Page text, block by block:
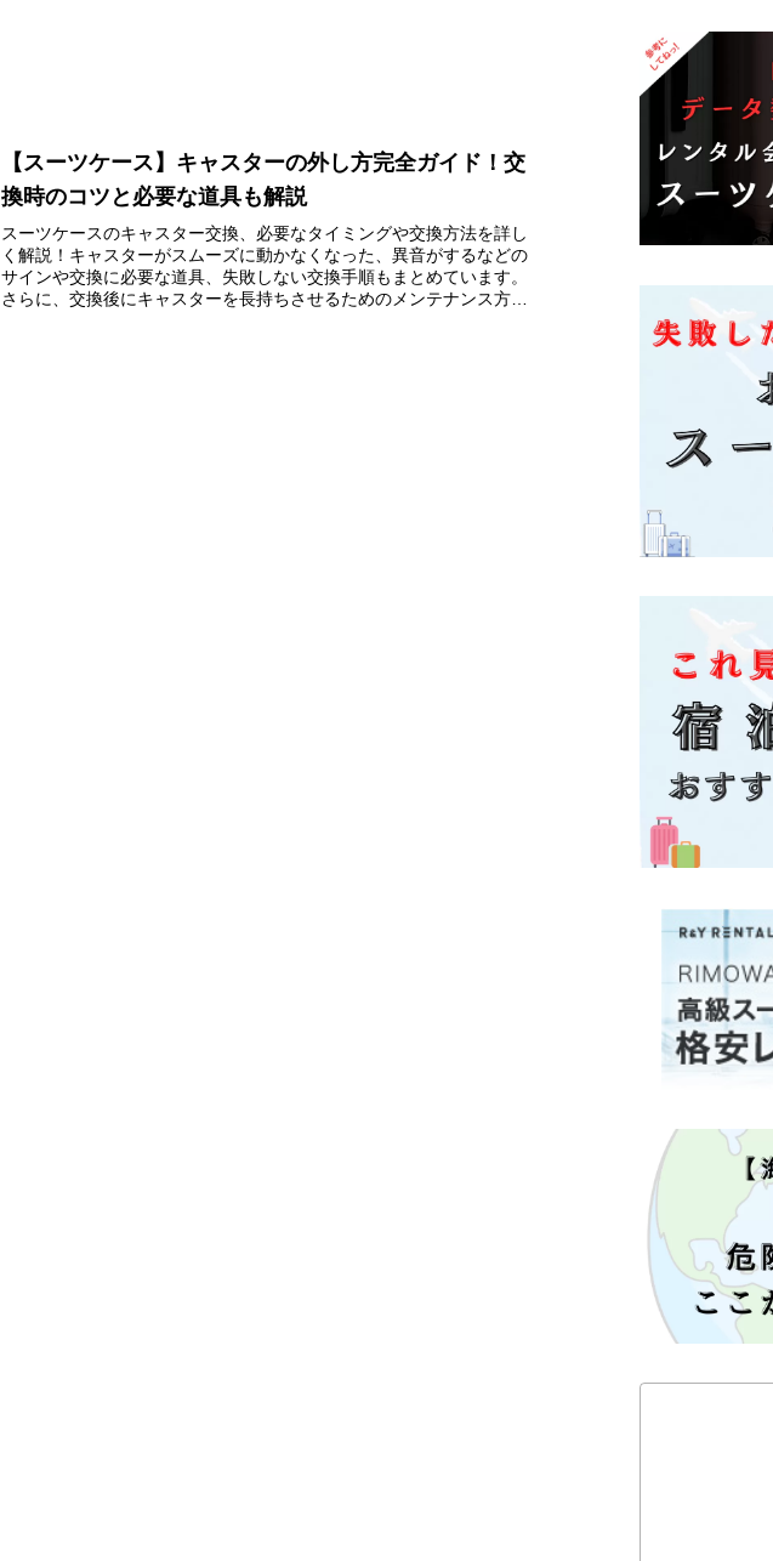
【スーツケース】キャスターの外し方完全ガイド！交
換時のコツと必要な道具も解説
スーツケースのキャスター交換、必要なタイミングや交換方法を詳し
く解説！キャスターがスムーズに動かなくなった、異音がするなどの
サインや交換に必要な道具、失敗しない交換手順もまとめています。
さらに、交換後にキャスターを長持ちさせるためのメンテナンス方法